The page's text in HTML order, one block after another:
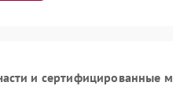
и сертифицированные